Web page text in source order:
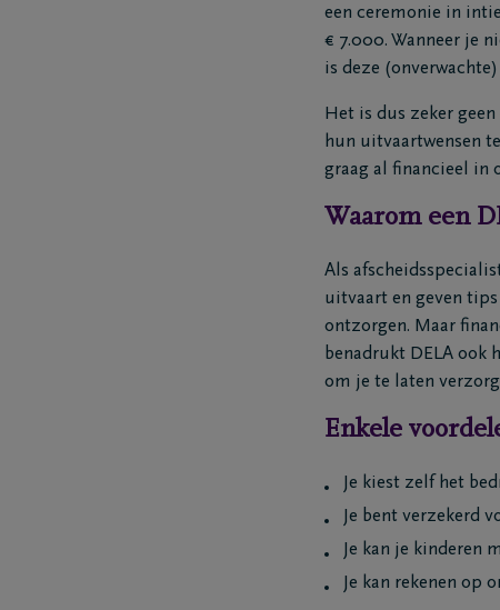
een ceremonie in
€ 7.000. Wanneer je
is deze
Het is dus zeker
hun uitvaartwensen
graag al financieel in
Waarom een
Als
uitvaart en geven
ontzorgen. Maar
benadrukt DELA ook
om je te laten
Enkele
Je kiest zelf het
Je bent verzekerd
Je kan je kinderen
Je kan rekenen op